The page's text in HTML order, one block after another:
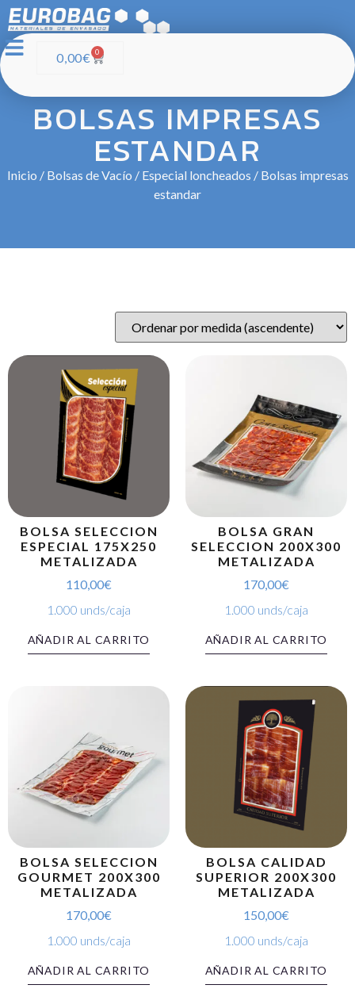
0,00€ 0
BOLSAS IMPRESAS
ESTANDAR
Inicio / Bolsas de Vacío / Especial loncheados / Bolsas impresas
estandar
BOLSA SELECCION
ESPECIAL 175X250
METALIZADA
110,00€
1.000 unds/caja
AÑADIR AL CARRITO
BOLSA GRAN
SELECCION 200X300
METALIZADA
170,00€
1.000 unds/caja
AÑADIR AL CARRITO
BOLSA SELECCION
GOURMET 200X300
METALIZADA
170,00€
1.000 unds/caja
AÑADIR AL CARRITO
BOLSA CALIDAD
SUPERIOR 200X300
METALIZADA
150,00€
1.000 unds/caja
AÑADIR AL CARRITO